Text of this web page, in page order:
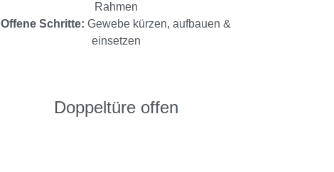
Rahmen
Offene Schritte: Gewebe kürzen, aufbauen &
einsetzen
Doppeltüre offen